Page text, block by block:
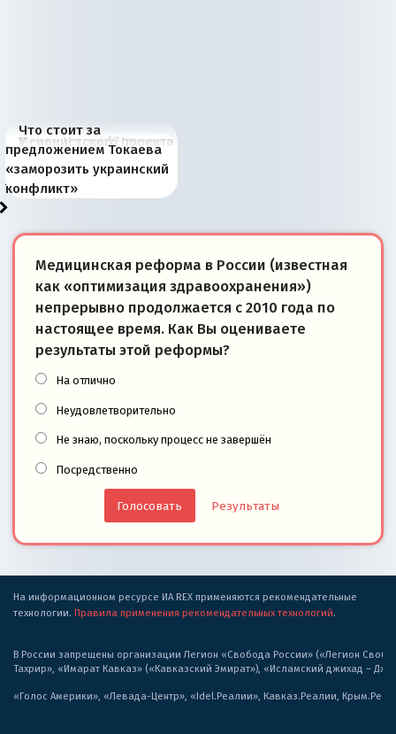
В России назрели
перемены: 15 шагов к
суверенной экономике
Миграционный пожар
Европы
Россия начинает
сбрасывать балласт
Анкориджа
Россия зимой 1904
года: первые уступки во
внутренней политике
Русская нация вчера и
сегодня
Почему правый крах в
Варшаве не поможет её
отношениям с Россией?
Место Науру / Науэро в
современной истории
Южной Осетии
У сионистского проекта
появилось украинское
измерение
Что стоит за
предложением Токаева
«заморозить украинский
конфликт»
Медицинская реформа в России (известная
как «оптимизация здравоохранения»)
непрерывно продолжается с 2010 года по
настоящее время. Как Вы оцениваете
результаты этой реформы?
На отлично
Неудовлетворительно
Не знаю, поскольку процесс не завершён
Посредственно
Результаты
На информационном ресурсе ИА REX применяются рекомендательные
технологии. Правила применения рекомендательных технологий.
В России запрещены организации Легион «Свобода России» («Легион
Тахрир», «Имарат Кавказ» («Кавказский Эмират»), «Исламский джихад –
«Голос Америки», «Левада-Центр», «Idel.Реалии», Кавказ.Реалии,